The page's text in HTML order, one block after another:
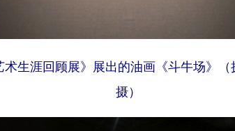
生涯回顾展》展出的油画《斗牛场》
摄）